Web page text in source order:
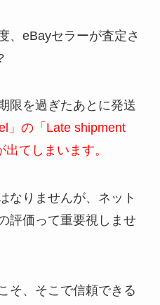
、eBayセラーが査定さ
限を過ぎたあとに発送
」の「Late shipment
てしまいます。
なりませんが、ネット
評価って重要視しませ
そ、そこで信頼できる